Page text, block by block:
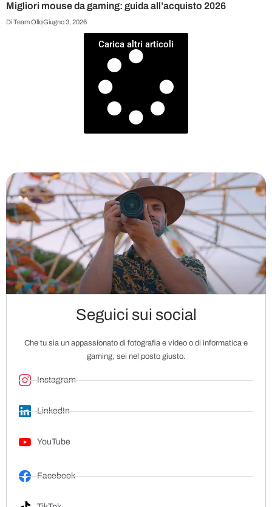
Migliori mouse da gaming: guida all’acquisto 2026
DiTeam OlloGiugno 3, 2026
Carica altri articoli
Seguici sui social
Che tu sia un appassionato di fotografia e video o di informatica e
gaming, sei nel posto giusto.
Instagram
LinkedIn
YouTube
Facebook